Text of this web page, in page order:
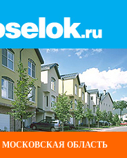
МОСКОВСКАЯ ОБЛАСТЬ